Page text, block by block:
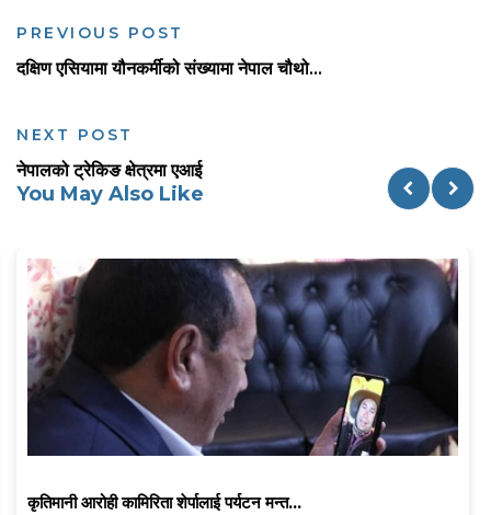
PREVIOUS POST
दक्षिण एसियामा यौनकर्मीको संख्यामा नेपाल चौथो...
NEXT POST
नेपालको ट्रेकिङ क्षेत्रमा एआई
You May Also Like
कृतिमानी आरोही कामिरिता शेर्पालाई पर्यटन मन्त...